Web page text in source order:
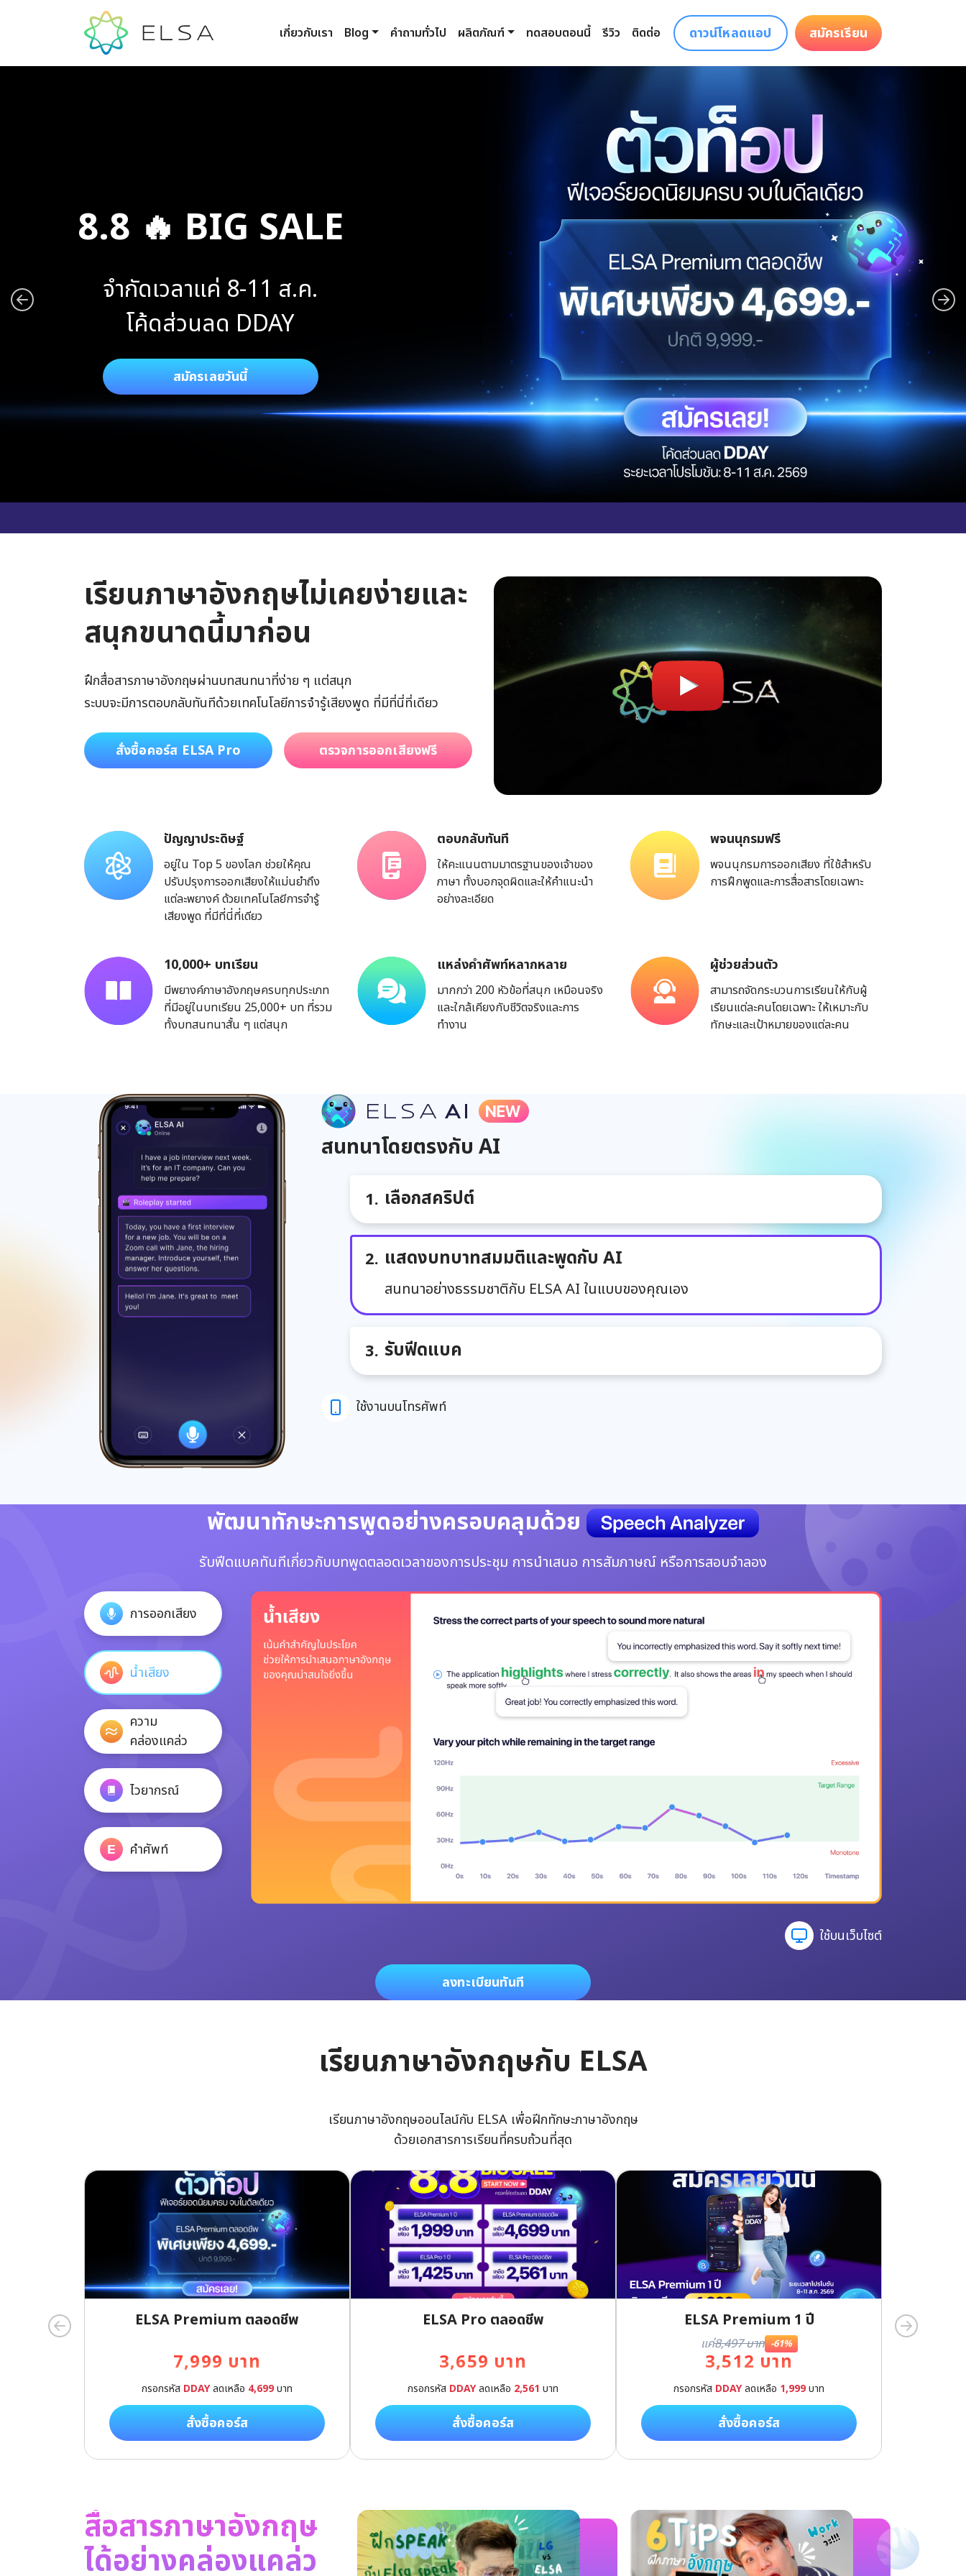
เกี่ยวกับเรา Blog คำถามทั่วไป ผลิตภัณฑ์ ทดสอบตอนนี้ รีวิว ติดต่อ ดาวน์โหลดแอป สมัครเรียน
8.8 🔥 BIG SALE
จำกัดเวลาแค่ 8-11 ส.ค.
โค้ดส่วนลด DDAY
สมัครเลยวันนี้
Next
เรียนภาษาอังกฤษไม่เคยง่ายและ
สนุกขนาดนี้มาก่อน
ฝึกสื่อสารภาษาอังกฤษผ่านบทสนทนาที่ง่าย ๆ แต่สนุก
ระบบจะมีการตอบกลับทันทีด้วยเทคโนโลยีการจำรู้เสียงพูด ที่มีที่นี่ที่เดียว
สั่งซื้อคอร์ส ELSA Pro ตรวจการออกเสียงฟรี
ปัญญาประดิษฐ์
อยู่ใน Top 5 ของโลก ช่วยให้คุณ
ปรับปรุงการออกเสียงให้แม่นยำถึง
แต่ละพยางค์ ด้วยเทคโนโลยีการจำรู้
เสียงพูด ที่มีที่นี่ที่เดียว
ตอบกลับทันที
ให้คะแนนตามมาตรฐานของเจ้าของ
ภาษา ทั้งบอกจุดผิดและให้คำแนะนำ
อย่างละเอียด
พจนนุกรมฟรี
พจนนุกรมการออกเสียง ที่ใช้สำหรับ
การฝึกพูดและการสื่อสารโดยเฉพาะ
10,000+ บทเรียน
มีพยางค์ภาษาอังกฤษครบทุกประเภท
ที่มีอยู่ในบทเรียน 25,000+ บท ที่รวม
ทั้งบทสนทนาสั้น ๆ แต่สนุก
แหล่งคำศัพท์หลากหลาย
มากกว่า 200 หัวข้อที่สนุก เหมือนจริง
และใกล้เคียงกับชีวิตจริงและการ
ทำงาน
ผู้ช่วยส่วนตัว
สามารถจัดกระบวนการเรียนให้กับผู้
เรียนแต่ละคนโดยเฉพาะ ให้เหมาะกับ
ทักษะและเป้าหมายของแต่ละคน
สนทนาโดยตรงกับ AI
เลือกสคริปต์
แสดงบทบาทสมมติและพูดกับ AI
สนทนาอย่างธรรมชาติกับ ELSA AI ในแบบของคุณเอง
รับฟีดแบค
ใช้งานบนโทรศัพท์
พัฒนาทักษะการพูดอย่างครอบคลุมด้วย
รับฟีดแบคทันทีเกี่ยวกับบทพูดตลอดเวลาของการประชุม การนำเสนอ การสัมภาษณ์ หรือการสอบจำลอง
การออกเสียง
น้ำเสียง
ความ
คล่องแคล่ว
ไวยากรณ์
คำศัพท์
ใช้บนเว็บไซต์
ลงทะเบียนทันที
เรียนภาษาอังกฤษกับ ELSA
เรียนภาษาอังกฤษออนไลน์กับ ELSA เพื่อฝีกทักษะภาษาอังกฤษ
ด้วยเอกสารการเรียนที่ครบถ้วนที่สุด
ELSA Premium ตลอดชีพ
7,999 บาท
กรอกรหัส DDAYลดเหลือ 4,699บาท
สั่งซื้อคอร์ส
ELSA Pro ตลอดชีพ
3,659 บาท
กรอกรหัส DDAYลดเหลือ 2,561 บาท
สั่งซื้อคอร์ส
ELSA Premium 1 ปี
แค่8,497 บาท -61%
3,512 บาท
กรอกรหัส DDAYลดเหลือ 1,999บาท
สั่งซื้อคอร์ส
Next
สื่อสารภาษาอังกฤษ
ได้อย่างคล่องแคล่ว